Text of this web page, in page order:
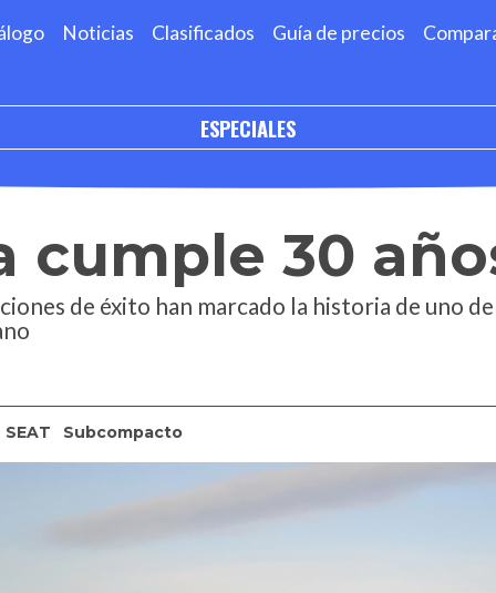
Noticias Clasificados Guía de precios
ESPECIALES
cumple 30
de éxito han marcado la historia de uno
SEAT Subcompacto